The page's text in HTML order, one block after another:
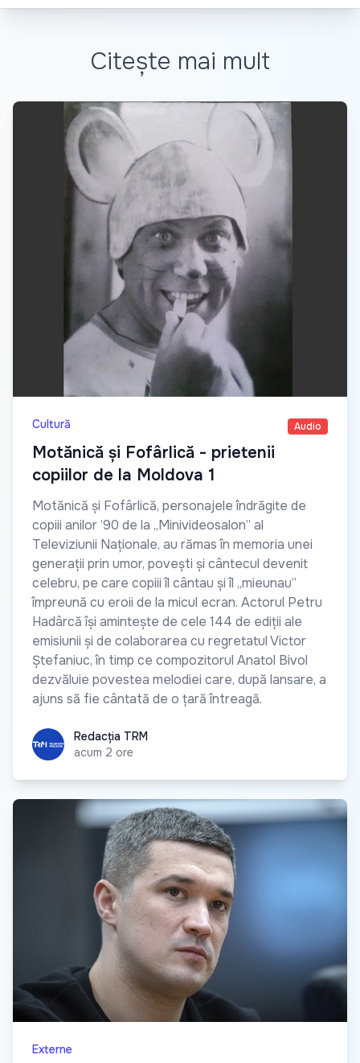
Citește mai mult
Cultură Audio
Motănică și Fofârlică - prietenii
copiilor de la Moldova 1
Motănică și Fofârlică, personajele îndrăgite de
copiii anilor ’90 de la „Minivideosalon” al
Televiziunii Naționale, au rămas în memoria unei
generații prin umor, povești și cântecul devenit
celebru, pe care copiii îl cântau și îl „mieunau”
împreună cu eroii de la micul ecran. Actorul Petru
Hadârcă își amintește de cele 144 de ediții ale
emisiunii și de colaborarea cu regretatul Victor
Ștefaniuc, în timp ce compozitorul Anatol Bivol
dezvăluie povestea melodiei care, după lansare, a
ajuns să fie cântată de o țară întreagă.
Redacția TRM
Redacția TRM
acum 2 ore
Externe